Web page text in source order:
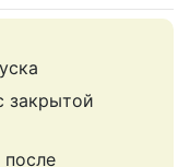
закрытой
после